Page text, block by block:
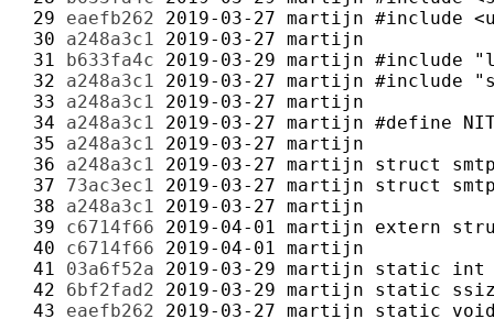
29 eaefb262 2019-03-27 martijn
30 a248a3c1 2019-03-27 martijn
31 b633fa4c 2019-03-29 martijn
32 a248a3c1 2019-03-27 martijn
33 a248a3c1 2019-03-27 martijn
34 a248a3c1 2019-03-27 martijn
35 a248a3c1 2019-03-27 martijn
36 a248a3c1 2019-03-27 martijn
37 73ac3ec1 2019-03-27 martijn
38 a248a3c1 2019-03-27 martijn
39 c6714f66 2019-04-01 martijn
40 c6714f66 2019-04-01 martijn
41 03a6f52a 2019-03-29 martijn
42 6bf2fad2 2019-03-29 martijn
43 eaefb262 2019-03-27 martijn